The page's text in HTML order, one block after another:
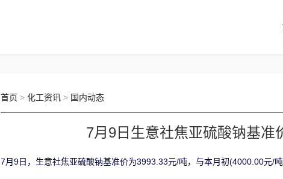
首页 > 化工资讯> 国内动态
7月9日生意社焦亚硫酸钠基准
7月9日，生意社焦亚硫酸钠基准价为3993.33元/吨，与本月初(4000.00元/吨